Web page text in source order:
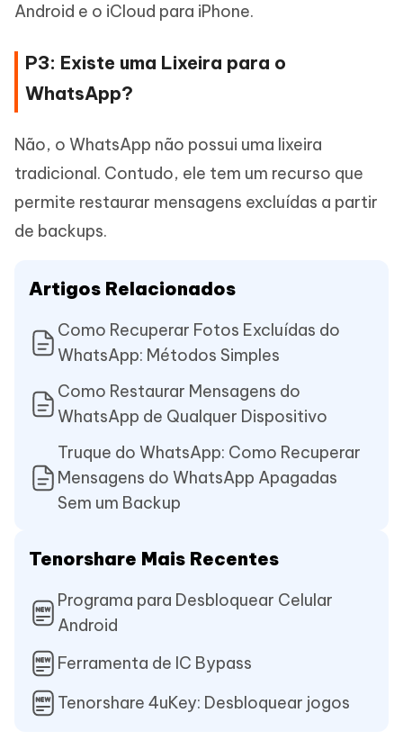
Android e o iCloud para iPhone.
P3: Existe uma Lixeira para o
WhatsApp?
Não, o WhatsApp não possui uma lixeira
tradicional. Contudo, ele tem um recurso que
permite restaurar mensagens excluídas a partir
de backups.
Artigos Relacionados
Como Recuperar Fotos Excluídas do
WhatsApp: Métodos Simples
Como Restaurar Mensagens do
WhatsApp de Qualquer Dispositivo
Truque do WhatsApp: Como Recuperar
Mensagens do WhatsApp Apagadas
Sem um Backup
Tenorshare Mais Recentes
Programa para Desbloquear Celular
Android
Ferramenta de IC Bypass
Tenorshare 4uKey: Desbloquear jogos